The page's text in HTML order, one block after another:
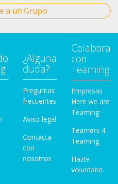
a un Grupo
¿Alguna
duda?
Preguntas
frecuentes
Aviso legal
Contacta
con
nosotros
Colabora
con
Teaming
Empresas
Here we are
Teaming
Teamers 4
Teaming
Hazte
voluntario